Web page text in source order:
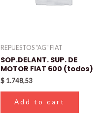
REPUESTOS "AG" FIAT
SOP.DELANT. SUP. DE
MOTOR FIAT 600 (todos)
$ 1.748,53
Add to cart